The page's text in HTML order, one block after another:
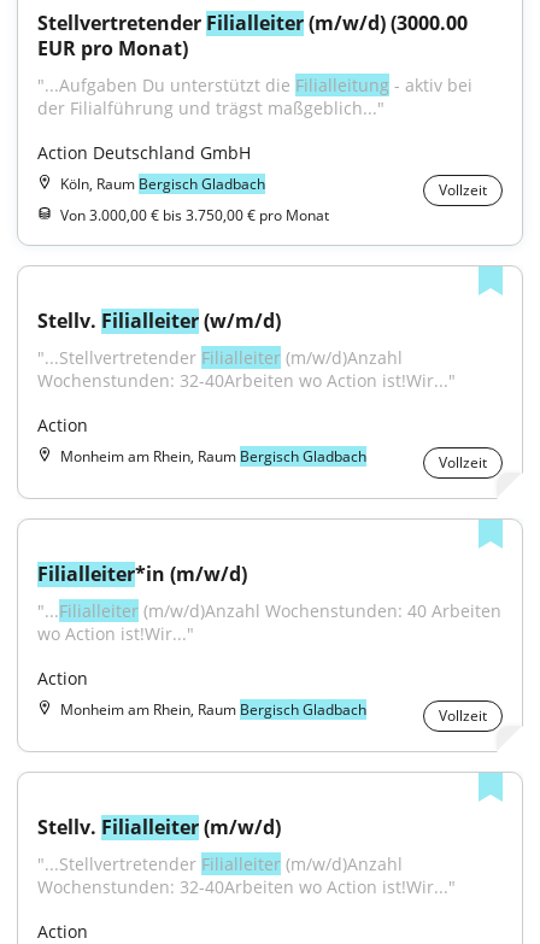
Stellvertretender Filialleiter (m/w/d) (3000.00
EUR pro Monat)
"...Aufgaben Du unterstützt die Filialleitung - aktiv bei
der Filialführung und trägst maßgeblich..."
Action Deutschland GmbH
Köln, Raum Bergisch Gladbach
Vollzeit
Von 3.000,00 € bis 3.750,00 € pro Monat
Stellv. Filialleiter (w/m/d)
"...Stellvertretender Filialleiter (m/w/d)Anzahl
Wochenstunden: 32-40Arbeiten wo Action ist!Wir..."
Action
Monheim am Rhein, Raum Bergisch Gladbach Vollzeit
Filialleiter*in (m/w/d)
"...Filialleiter (m/w/d)Anzahl Wochenstunden: 40 Arbeiten
wo Action ist!Wir..."
Action
Monheim am Rhein, Raum Bergisch Gladbach Vollzeit
Stellv. Filialleiter (m/w/d)
"...Stellvertretender Filialleiter (m/w/d)Anzahl
Wochenstunden: 32-40Arbeiten wo Action ist!Wir..."
Action